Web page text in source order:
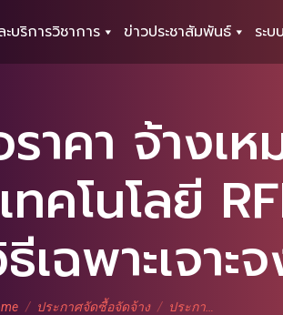
บริการวิชาการ ข่าวประชาสัมพันธ์ ระ
าคา จ้างเ
คโนโลยี
เฉพาะเจาะ
are here:
ประกาศจัดซื้อจัดจ้าง ประกา…